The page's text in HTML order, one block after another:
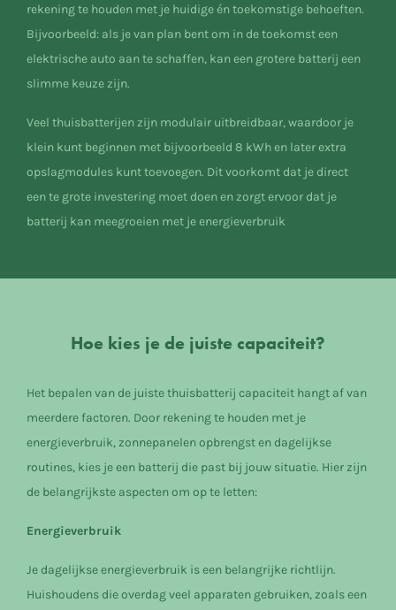
rekening te houden met je huidige én toekomstige behoeften.
Bijvoorbeeld: als je van plan bent om in de toekomst een
elektrische auto aan te schaffen, kan een grotere batterij een
slimme keuze zijn.
Veel thuisbatterijen zijn modulair uitbreidbaar, waardoor je
klein kunt beginnen met bijvoorbeeld 8 kWh en later extra
opslagmodules kunt toevoegen. Dit voorkomt dat je direct
een te grote investering moet doen en zorgt ervoor dat je
batterij kan meegroeien met je energieverbruik
Hoe kies je de juiste capaciteit?
Het bepalen van de juiste thuisbatterij capaciteit hangt af van
meerdere factoren. Door rekening te houden met je
energieverbruik, zonnepanelen opbrengst en dagelijkse
routines, kies je een batterij die past bij jouw situatie. Hier zijn
de belangrijkste aspecten om op te letten:
Energieverbruik
Je dagelijkse energieverbruik is een belangrijke richtlijn.
Huishoudens die overdag veel apparaten gebruiken, zoals een